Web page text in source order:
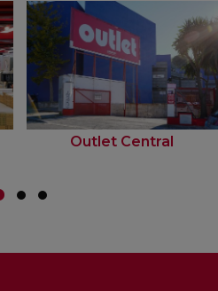
Outlet Central